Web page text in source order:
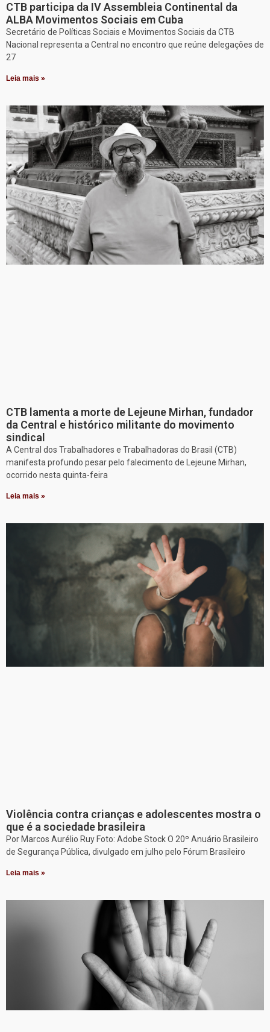
CTB participa da IV Assembleia Continental da
ALBA Movimentos Sociais em Cuba
Secretário de Políticas Sociais e Movimentos Sociais da CTB
Nacional representa a Central no encontro que reúne delegações de
27
Leia mais »
CTB lamenta a morte de Lejeune Mirhan, fundador
da Central e histórico militante do movimento
sindical
A Central dos Trabalhadores e Trabalhadoras do Brasil (CTB)
manifesta profundo pesar pelo falecimento de Lejeune Mirhan,
ocorrido nesta quinta-feira
Leia mais »
Violência contra crianças e adolescentes mostra o
que é a sociedade brasileira
Por Marcos Aurélio Ruy Foto: Adobe Stock O 20º Anuário Brasileiro
de Segurança Pública, divulgado em julho pelo Fórum Brasileiro
Leia mais »